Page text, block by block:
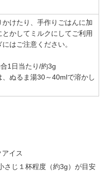
けたり、手作りごはんに加
かしてミルクにしてご利用
はご注意ください。
1日当たり/約3g
、ぬるま湯30～40mlで溶かし
さじ１杯程度（約3g）が目安